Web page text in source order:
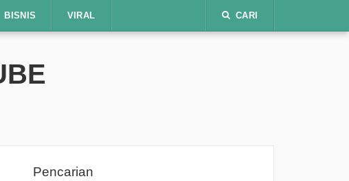
BISNIS VIRAL CARI
Pencarian